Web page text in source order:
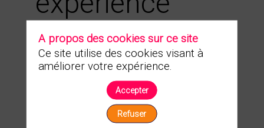
utilisateur
grâce au CIAM
(Customer
A propos des cookies sur ce site
Ce site utilise des cookies visant à
améliorer votre expérience.
Accepter
Refuser